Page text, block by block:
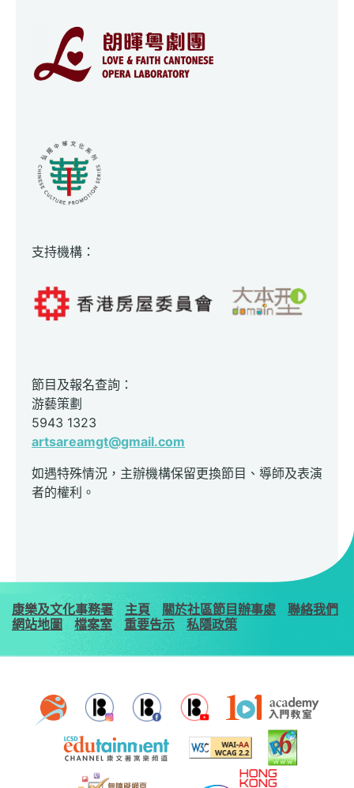
支持機構：
節目及報名查詢：
游藝策劃
5943 1323
artsareamgt@gmail.com
如遇特殊情況，主辦機構保留更換節目、導師及表演
者的權利。
康樂及文化事務署 主頁 關於社區節目辦事處
聯絡我們
網站地圖
檔案室 重要告示 私隱政策